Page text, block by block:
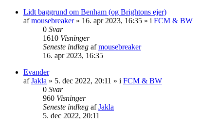
Lidt baggrund om Benham (og Brightons ejer)
afmousebreaker» 16. apr 2023, 16:35 » i FCM & BW
0 Svar
1610 Visninger
Seneste indlæg afmousebreaker
16. apr 2023, 16:35
Evander
afJakla » 5. dec 2022, 20:11 » i FCM & BW
0 Svar
960 Visninger
Seneste indlæg afJakla
5. dec 2022, 20:11